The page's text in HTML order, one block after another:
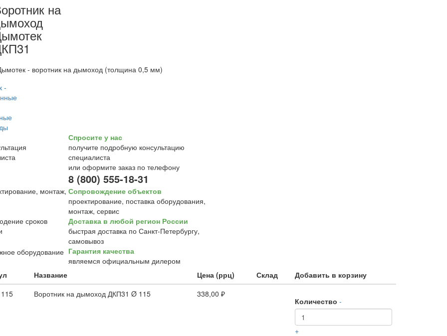
на
- воротник на дымоход (толщина 0,5 мм)
Спросите у нас
получите подробную консультацию
специалиста
или оформите заказ по телефону
8 (800) 555-18-31
Сопровождение объектов
проектирование, поставка оборудования,
монтаж, сервис
Доставка в любой регион России
быстрая доставка по Санкт-Петербургу,
самовывоз
Гарантия качества
являемся официальным дилером
Название Цена (ррц) Склад
Добавить в корзину
Воротник на дымоход ДКП31 Ø 115 338,00 ₽
Количество -
+